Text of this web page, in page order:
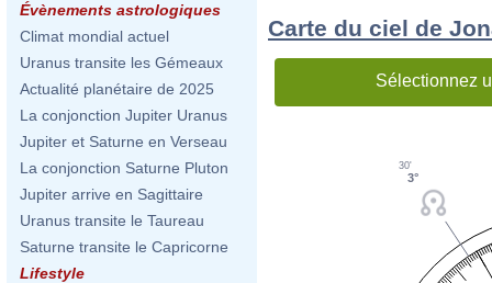
Évènements astrologiques
Climat mondial actuel
Uranus transite les Gémeaux
Actualité planétaire de 2025
La conjonction Jupiter Uranus
Jupiter et Saturne en Verseau
La conjonction Saturne Pluton
Jupiter arrive en Sagittaire
Uranus transite le Taureau
Saturne transite le Capricorne
Lifestyle
Carte du ciel de
Sélectionnez
3°
30'